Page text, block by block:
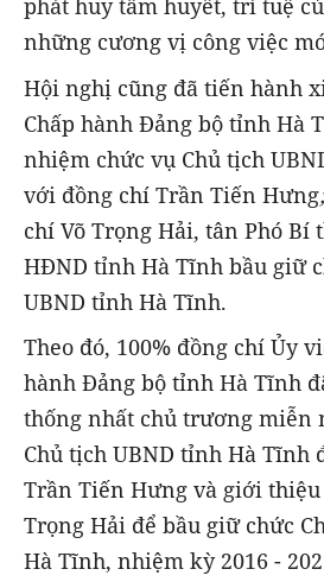
phát huy tâm huyết, trí tuệ
những cương vị công việc
Hội nghị cũng đã tiến hành
Chấp hành Đảng bộ tỉnh Hà
nhiệm chức vụ Chủ tịch
với đồng chí Trần Tiến Hưng
chí Võ Trọng Hải, tân Phó Bí
HĐND tỉnh Hà Tĩnh bầu giữ
UBND tỉnh Hà Tĩnh.
Theo đó, 100% đồng chí Ủy
hành Đảng bộ tỉnh Hà Tĩnh
thống nhất chủ trương miễn
Chủ tịch UBND tỉnh Hà Tĩnh
Trần Tiến Hưng và giới thiệu
Trọng Hải để bầu giữ chức
Hà Tĩnh, nhiệm kỳ 2016 -